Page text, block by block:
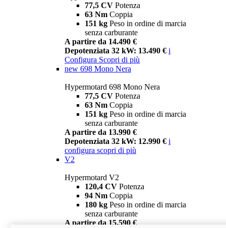
77,5 CV Potenza
63 Nm Coppia
151 kg Peso in ordine di marcia
senza carburante
A partire da 14.490 €
Depotenziata 32 kW: 13.490 € i
Configura Scopri di più
new 698 Mono Nera
Hypermotard 698 Mono Nera
77,5 CV Potenza
63 Nm Coppia
151 kg Peso in ordine di marcia
senza carburante
A partire da 13.990 €
Depotenziata 32 kW: 12.990 € i
configura scopri di più
V2
Hypermotard V2
120,4 CV Potenza
94 Nm Coppia
180 kg Peso in ordine di marcia
senza carburante
A partire da 15.590 €